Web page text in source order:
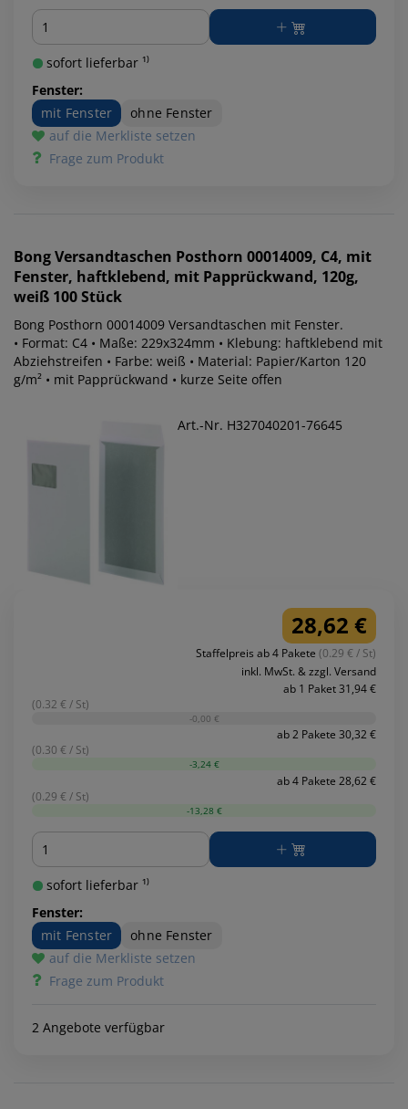
Menge
sofort lieferbar ¹⁾
Fenster:
mit Fenster
ohne Fenster
auf die Merkliste setzen
Frage zum Produkt
BongVersandtaschen Posthorn 00014009, C4, mit
Fenster, haftklebend, mit Papprückwand, 120g,
weiß 100 Stück
Bong Posthorn 00014009 Versandtaschen mit Fenster.
• Format: C4 • Maße: 229x324mm • Klebung: haftklebend mit
Abziehstreifen • Farbe: weiß • Material: Papier/Karton 120
g/m² • mit Papprückwand • kurze Seite offen
Art.-Nr. H327040201-76645
28,62 €
Staffelpreis ab 4 Pakete (0.29 € / St)
inkl. MwSt. & zzgl. Versand
ab 1 Paket 31,94 €
(0.32 € / St)
-0,00 €
ab 2 Pakete 30,32 €
(0.30 € / St)
-3,24 €
ab 4 Pakete 28,62 €
(0.29 € / St)
-13,28 €
Menge
sofort lieferbar ¹⁾
Fenster:
mit Fenster
ohne Fenster
auf die Merkliste setzen
Frage zum Produkt
2 Angebote verfügbar